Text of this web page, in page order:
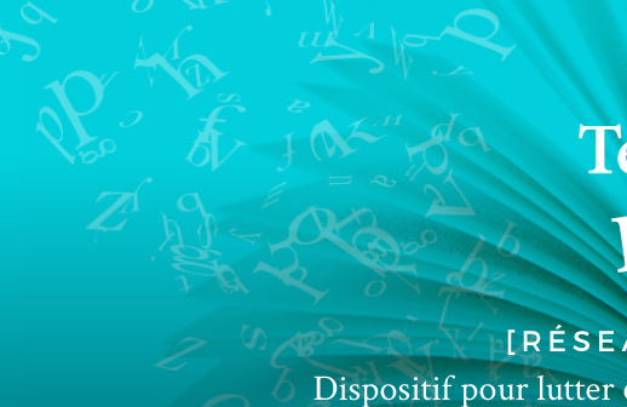
Aller
menu
Aller
contenu
Aller
la
recherche